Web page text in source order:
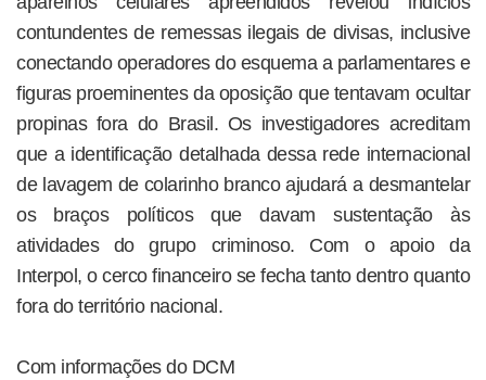
contundentes de remessas ilegais de divisas, inclusive
conectando operadores do esquema a parlamentares e
figuras proeminentes da oposição que tentavam ocultar
propinas fora do Brasil. Os investigadores acreditam
que a identificação detalhada dessa rede internacional
de lavagem de colarinho branco ajudará a desmantelar
os braços políticos que davam sustentação às
atividades do grupo criminoso. Com o apoio da
Interpol, o cerco financeiro se fecha tanto dentro quanto
fora do território nacional.
Com informações do DCM